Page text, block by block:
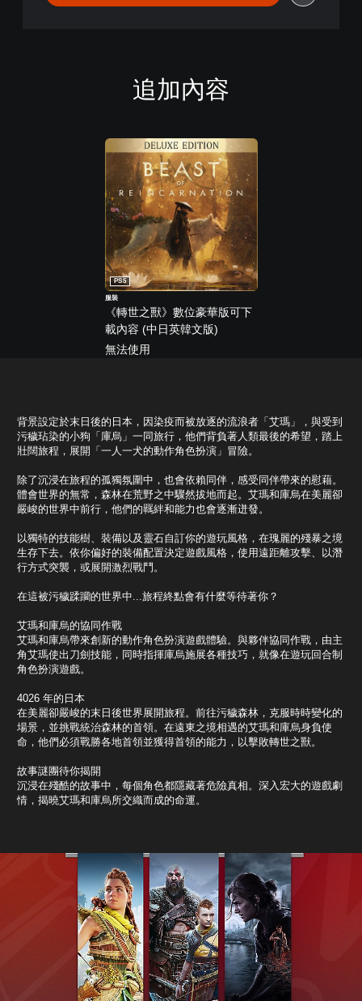
追加內容
《轉世之獸》數位豪華版可下
載內容 (中日英韓文版)
PS5
服裝
無法使用
背景設定於末日後的日本，因染疫而被放逐的流浪者「艾瑪」，與受到
污穢玷染的小狗「庫烏」一同旅行，他們背負著人類最後的希望，踏上
壯闊旅程，展開「一人一犬的動作角色扮演」冒險。
除了沉浸在旅程的孤獨氛圍中，也會依賴同伴，感受同伴帶來的慰藉。
體會世界的無常，森林在荒野之中驟然拔地而起。艾瑪和庫烏在美麗卻
嚴峻的世界中前行，他們的羈絆和能力也會逐漸迸發。
以獨特的技能樹、裝備以及靈石自訂你的遊玩風格，在瑰麗的殘暴之境
生存下去。依你偏好的裝備配置決定遊戲風格，使用遠距離攻擊、以潛
行方式突襲，或展開激烈戰鬥。
在這被污穢蹂躪的世界中...旅程終點會有什麼等待著你？
艾瑪和庫烏的協同作戰
艾瑪和庫烏帶來創新的動作角色扮演遊戲體驗。與夥伴協同作戰，由主
角艾瑪使出刀劍技能，同時指揮庫烏施展各種技巧，就像在遊玩回合制
角色扮演遊戲。
4026 年的日本
在美麗卻嚴峻的末日後世界展開旅程。前往污穢森林，克服時時變化的
場景，並挑戰統治森林的首領。在遠東之境相遇的艾瑪和庫烏身負使
命，他們必須戰勝各地首領並獲得首領的能力，以擊敗轉世之獸。
故事謎團待你揭開
沉浸在殘酷的故事中，每個角色都隱藏著危險真相。深入宏大的遊戲劇
情，揭曉艾瑪和庫烏所交織而成的命運。